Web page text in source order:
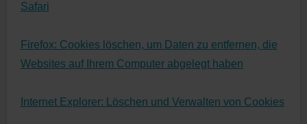
Safari
Firefox: Cookies löschen, um Daten zu entfernen, die
Websites auf Ihrem Computer abgelegt haben
Internet Explorer: Löschen und Verwalten von Cookies